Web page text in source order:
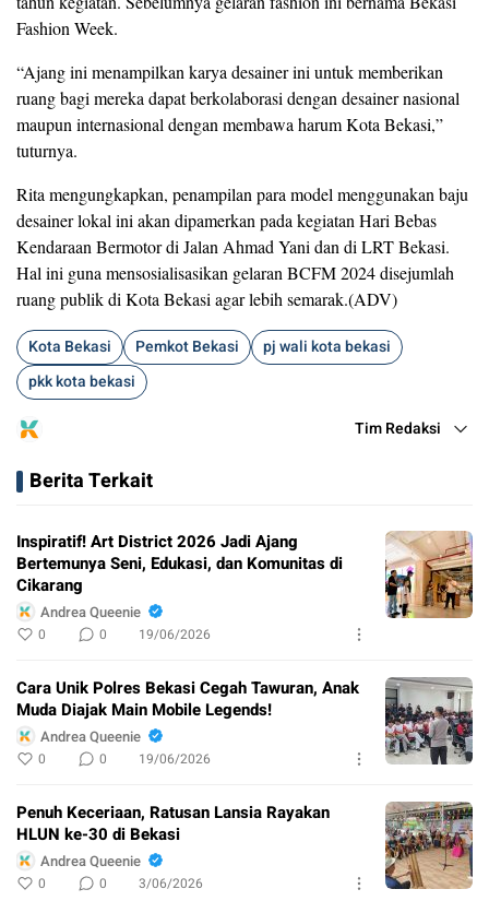
Fashion Week.
“Ajang ini menampilkan karya desainer ini untuk memberikan
ruang bagi mereka dapat berkolaborasi dengan desainer nasional
maupun internasional dengan membawa harum Kota Bekasi,”
tuturnya.
Rita mengungkapkan, penampilan para model menggunakan baju
desainer lokal ini akan dipamerkan pada kegiatan Hari Bebas
Kendaraan Bermotor di Jalan Ahmad Yani dan di LRT Bekasi.
Hal ini guna mensosialisasikan gelaran BCFM 2024 disejumlah
ruang publik di Kota Bekasi agar lebih semarak.(ADV)
Kota Bekasi Pemkot Bekasi
pj wali kota bekasi
pkk kota bekasi
Tim Redaksi
Berita Terkait
Inspiratif! Art District 2026 Jadi Ajang
Bertemunya Seni, Edukasi, dan Komunitas di
Cikarang
Andrea Queenie
0 0 19/06/2026
Cara Unik Polres Bekasi Cegah Tawuran, Anak
Muda Diajak Main Mobile Legends!
Andrea Queenie
0 0 19/06/2026
Penuh Keceriaan, Ratusan Lansia Rayakan
HLUN ke-30 di Bekasi
Andrea Queenie
0 0 3/06/2026